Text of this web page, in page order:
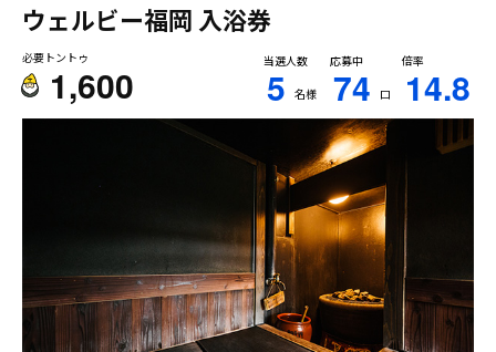
ウェルビー福岡 入浴券
必要トントゥ
1,600
当選人数
5 名様
応募中
74 口
倍率
14.8